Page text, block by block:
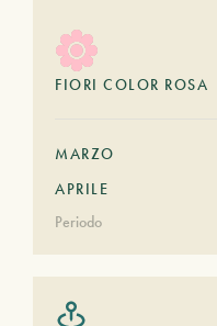
FIORI COLOR ROSA
MARZO
APRILE
Periodo